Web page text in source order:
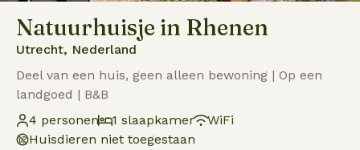
Natuurhuisje in Rhenen
Utrecht, Nederland
Deel van een huis, geen alleen bewoning | Op een
landgoed | B&B
4 personen
1 slaapkamer
WiFi
Huisdieren niet toegestaan